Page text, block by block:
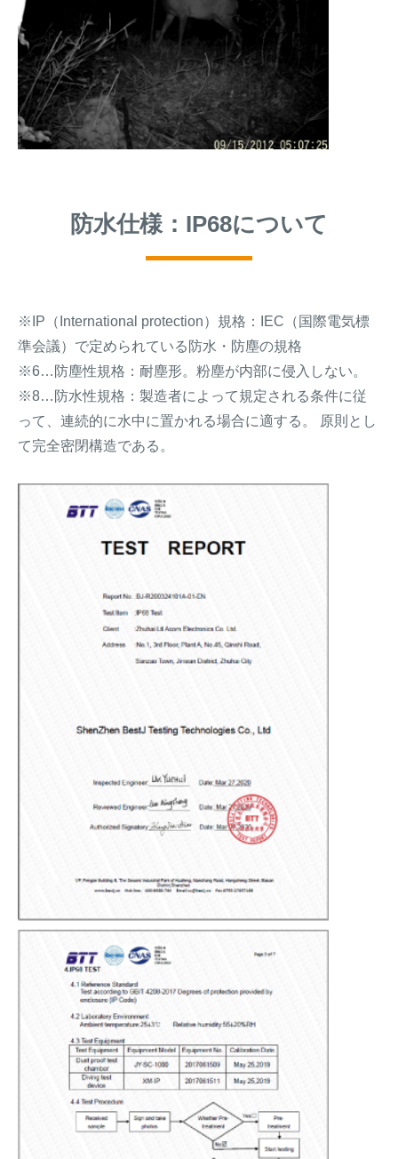
防水仕様：IP68について
※IP（International protection）規格：IEC（国際電気標
準会議）で定められている防水・防塵の規格
※6…防塵性規格：耐塵形。粉塵が内部に侵入しない。
※8…防水性規格：製造者によって規定される条件に従
って、連続的に水中に置かれる場合に適する。 原則とし
て完全密閉構造である。